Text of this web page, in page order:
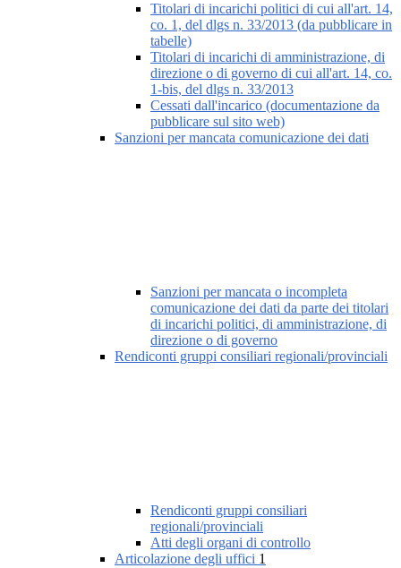
Titolari di incarichi politici di cui all'art. 14,
co. 1, del dlgs n. 33/2013 (da pubblicare in
tabelle)
Titolari di incarichi di amministrazione, di
direzione o di governo di cui all'art. 14, co.
1-bis, del dlgs n. 33/2013
Cessati dall'incarico (documentazione da
pubblicare sul sito web)
Sanzioni per mancata comunicazione dei dati
Sanzioni per mancata o incompleta
comunicazione dei dati da parte dei titolari
di incarichi politici, di amministrazione, di
direzione o di governo
Rendiconti gruppi consiliari regionali/provinciali
Rendiconti gruppi consiliari
regionali/provinciali
Atti degli organi di controllo
Articolazione degli uffici 1